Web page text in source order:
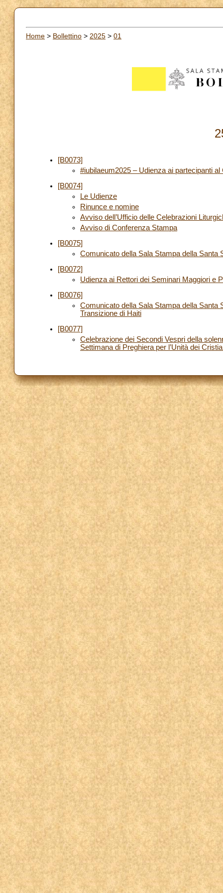
Home > Bollettino > 2025 > 01
[B0073]
#iubilaeum2025 – Udienza ai partecipanti
[B0074]
Le Udienze
Rinunce e nomine
Avviso dell’Ufficio delle Celebrazioni
Avviso di Conferenza Stampa
[B0075]
Comunicato della Sala Stampa della Santa
[B0072]
Udienza ai Rettori dei Seminari Maggiori e
[B0076]
Comunicato della Sala Stampa della Santa
Transizione di Haiti
[B0077]
Celebrazione dei Secondi Vespri della
Settimana di Preghiera per l’Unità dei